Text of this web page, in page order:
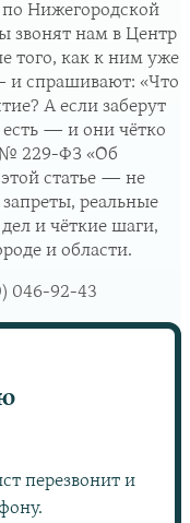
Нижегородской
звонят нам в Центр
того, как к ним уже
спрашивают: «Что
А если заберут
есть — и они чётко
№ 229-ФЗ «Об
статье — не
реальные
и чёткие шаги,
и области.
046-92-43
перезвонит и